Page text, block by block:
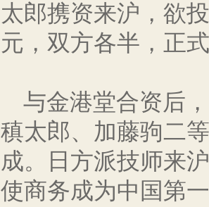
太郎携资来沪，欲
元，双方各半，正
与金港堂合资后
稹太郎、加藤驹二
成。日方派技师来
使商务成为中国第